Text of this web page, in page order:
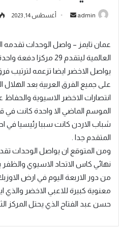
admin أغسطس 14, 2023
عمان تايمز – واصل الوحدات تقدمه
يواصل الاخضر ايضا تزعمه لترتيب
على جميع الفرق العربية بعد الهلال
انتصارات الاخضر الاسيوية
الموسم الماضي الا واحدة كانت في
شباب الاردن كانت سببا رئيسيا في
المتقدم جدا .
ومن المتوقع ان يواصل الوحدات
نهائي كاس الاتحاد الاسيوي
من دور الاربعة اليوم في ارض
معنوية كبيرة للاعبي الاخضر
حسن عبد الفتاح الذي يحتل المركز